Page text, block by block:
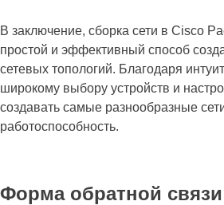
В заключение, сборка сети в Cisco
простой и эффективный способ
сетевых топологий. Благодаря
широкому выбору устройств и
создавать самые разнообразные
работоспособность.
Форма обратной связи